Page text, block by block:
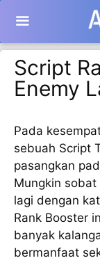
isi
Script
Enemy
Pada
sebuah Script
pasangkan
Mungkin
lagi dengan
Rank Booster
banyak
bermanfaat